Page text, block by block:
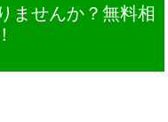
ませんか？無料相